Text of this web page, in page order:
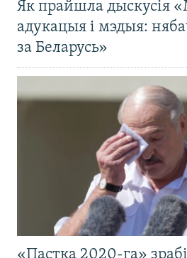
Як прайшла дыскусія
адукацыя і мэдыя:
за Беларусь»